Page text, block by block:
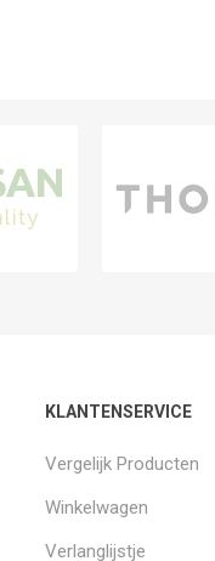
KLANTENSERVICE
Vergelijk Producten
Winkelwagen
Verlanglijstje